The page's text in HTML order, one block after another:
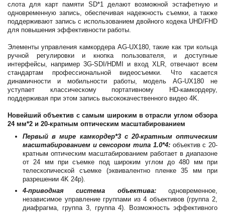
слота для карт памяти SD*1 делают возможной эстафетную и
одновременную запись, обеспечивая надежность съемки, а также
поддерживают запись с использованием двойного кодека UHD/FHD
для повышения эффективности работы.
Элементы управления камкордера AG-UX180, такие как три кольца
ручной регулировки и кнопка пользователя, и доступные
интерфейсы, например 3G-SDI/HDMI и вход XLR, отвечают всем
стандартам профессиональной видеосъемки. Что касается
динамичности и мобильности работы, модель AG-UX180 не
уступает классическому портативному HD-камкордеру,
поддерживая при этом запись высококачественного видео 4K.
Новейший объектив с самым широким в отрасли углом обзора
24 мм*2 и 20-кратным оптическим масштабированием
Первый в мире камкордер*3 с 20-кратным оптическим
масштабированием и сенсором типа 1.0*4:объектив с 20-
кратным оптическим масштабированием работает в диапазоне
от 24 мм при съемке под широким углом до 480 мм при
телескопической съемке (эквивалентно пленке 35 мм при
разрешении 4K 24p).
4-приводная система объектива: одновременное,
независимое управление группами из 4 объективов (группа 2,
диафрагма, группа 3, группа 4). Возможность эффективного